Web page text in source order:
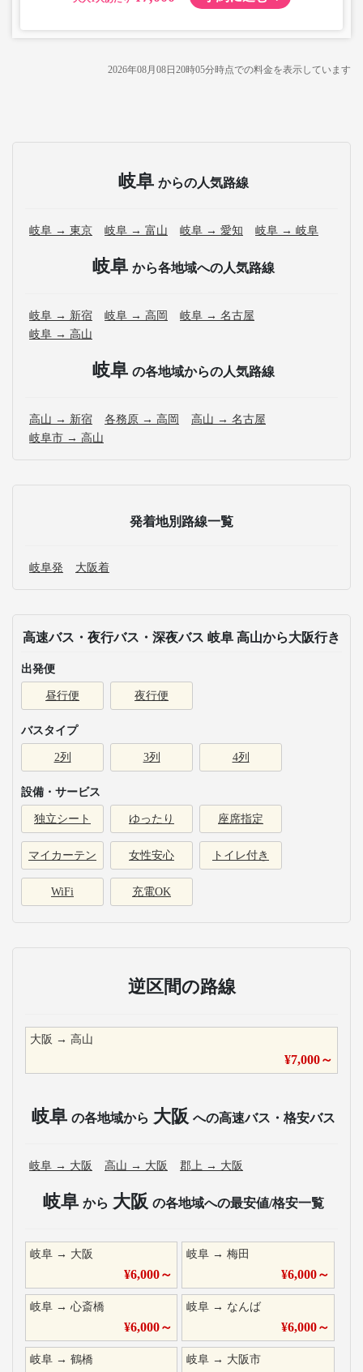
2026年08月08日20時05分時点での料金を表示しています
岐阜 からの人気路線
岐阜 → 東京 岐阜 → 富山 岐阜 → 愛知 岐阜 → 岐阜
岐阜 から各地域への人気路線
岐阜 → 新宿 岐阜 → 高岡
岐阜 → 名古屋
岐阜 → 高山
岐阜 の各地域からの人気路線
高山 → 新宿 各務原 → 高岡
高山 → 名古屋
岐阜市 → 高山
発着地別路線一覧
岐阜発 大阪着
高速バス・夜行バス・深夜バス 岐阜 高山から大阪行き
出発便
昼行便 夜行便
バスタイプ
2列 3列 4列
設備・サービス
独立シート ゆったり 座席指定
マイカーテン 女性安心 トイレ付き
WiFi 充電OK
逆区間の路線
大阪 → 高山
¥7,000～
岐阜 の各地域から 大阪 への高速バス・格安バス
岐阜 → 大阪 高山 → 大阪 郡上 → 大阪
岐阜 から 大阪 の各地域への最安値/格安一覧
岐阜 → 大阪
¥6,000～
岐阜 →梅田
¥6,000～
岐阜 → 心斎橋
¥6,000～
岐阜 → なんば
¥6,000～
岐阜 → 鶴橋 岐阜 → 大阪市